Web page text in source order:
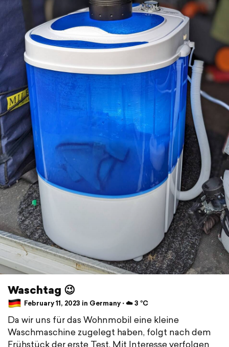
Waschtag 😉
February 11, 2023 in Germany ⋅ ☁️ 3 °C
Da wir uns für das Wohnmobil eine kleine
Waschmaschine zugelegt haben, folgt nach dem
Frühstück der erste Test. Mit Interesse verfolgen